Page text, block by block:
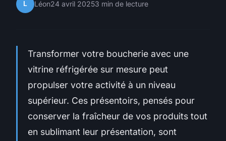
L Léon24 avril 20253 min de lecture
Transformer votre boucherie avec une
vitrine réfrigérée sur mesure peut
propulser votre activité à un niveau
supérieur. Ces présentoirs, pensés pour
conserver la fraîcheur de vos produits tout
en sublimant leur présentation, sont